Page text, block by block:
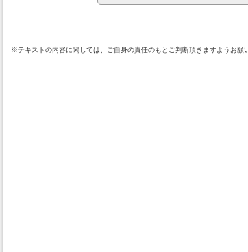
※テキストの内容に関しては、ご自身の責任のもとご判断頂きますようお願